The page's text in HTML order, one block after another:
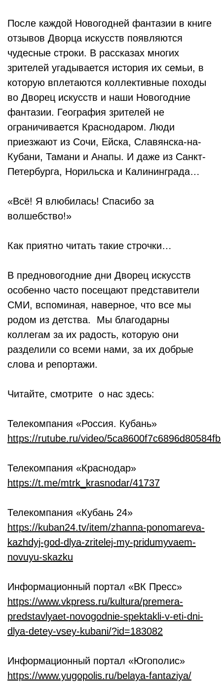
После каждой Новогодней фантазии в книге
отзывов Дворца искусств появляются
чудесные строки. В рассказах многих
зрителей угадывается история их семьи, в
которую вплетаются коллективные походы
во Дворец искусств и наши Новогодние
фантазии. География зрителей не
ограничивается Краснодаром. Люди
приезжают из Сочи, Ейска, Славянска-на-
Кубани, Тамани и Анапы. И даже из Санкт-
Петербурга, Норильска и Калининграда…
«Всё! Я влюбилась! Спасибо за
волшебство!»
Как приятно читать такие строчки…
В предновогодние дни Дворец искусств
особенно часто посещают представители
СМИ, вспоминая, наверное, что все мы
родом из детства. Мы благодарны
коллегам за их радость, которую они
разделили со всеми нами, за их добрые
слова и репортажи.
Читайте, смотрите о нас здесь:
Телекомпания «Россия. Кубань»
https://rutube.ru/video/
Телекомпания «Краснодар»
https://t.me/mtrk_krasnodar/41737
Телекомпания «Кубань 24»
https://kuban24.tv/item/zhanna-ponomareva-
kazhdyj-god-dlya-zritelej-my-pridumyvaem-
novuyu-skazku
Информационный портал «ВК Пресс»
https://www.vkpress.ru/kultura/premera-
predstavlyaet-novogodnie-spektakli-v-eti-dni-
dlya-detey-vsey-kubani/?id=183082
Информационный портал «Югополис»
https://www.yugopolis.ru/belaya-fantaziya/